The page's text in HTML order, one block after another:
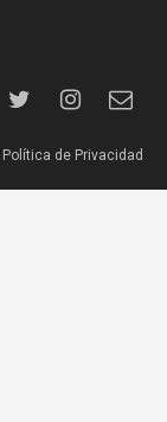
Política de Privacidad